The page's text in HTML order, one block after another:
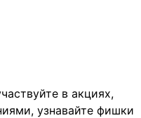
в акциях,
узнавайте фишки